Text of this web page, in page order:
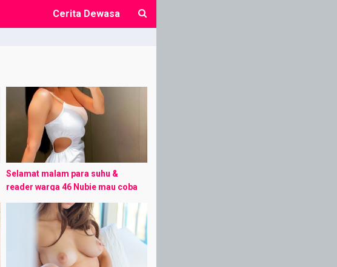
Cerita Dewasa
Selamat malam para suhu &
reader warga 46 Nubie mau coba
berbagi kisah perjalanan hidup
nubie “Based on true story” –
beberapa adegan dan ...